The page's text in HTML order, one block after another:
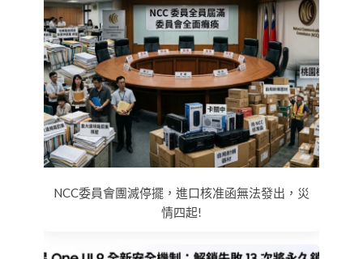
NCC委員會團滅停擺，進口核准函無法發出，災
情四起!